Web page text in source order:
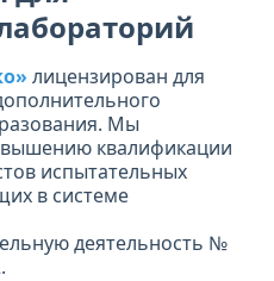
лицензирован для
Мы
квалификации
испытательных
в системе
деятельность №